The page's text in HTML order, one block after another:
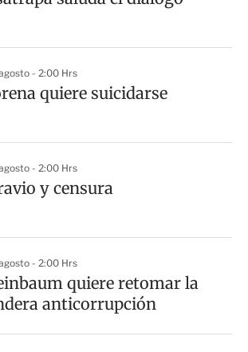
- 2:00 Hrs
quiere suicidarse
- 2:00 Hrs
y censura
- 2:00 Hrs
quiere retomar la
anticorrupción